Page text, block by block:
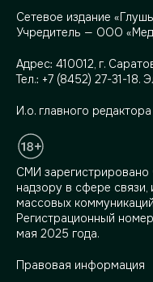
Сетевое издание
Учредитель — ООО
Адрес: 410012, г.
Тел.: +7 (8452) 27-31-18.
И.о. главного
СМИ
надзору в сфере
массовых
Регистрационный
мая 2025 года.
Правовая информация